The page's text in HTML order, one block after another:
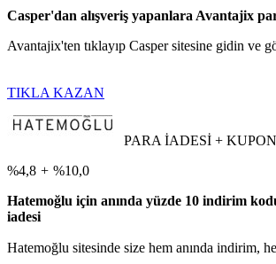
Casper'dan alışveriş yapanlara Avantajix
Avantajix'ten tıklayıp Casper sitesine gidin ve
TIKLA KAZAN
PARA İADESİ + KUPON
%4,8 + %10,0
Hatemoğlu için anında yüzde 10 indirim
iadesi
Hatemoğlu sitesinde size hem anında indirim,